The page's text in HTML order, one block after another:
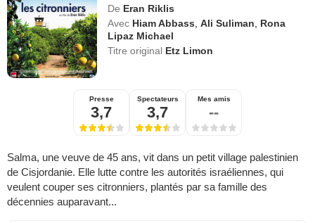
De Eran Riklis
Avec Hiam Abbass ,Ali Suliman
Rona
Lipaz Michael
Titre original Etz Limon
Presse
3,7
Spectateurs
3,7
Mes amis
--
Salma, une veuve de 45 ans, vit dans un petit village palestinien
de Cisjordanie. Elle lutte contre les autorités israéliennes, qui
veulent couper ses citronniers, plantés par sa famille des
décennies auparavant...